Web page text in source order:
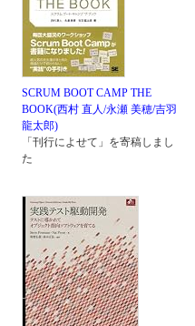
SCRUM BOOT CAMP THE
BOOK(西村 直人/永瀬 美穂/吉羽
龍太郎)
「刊行によせて」を寄稿しまし
た